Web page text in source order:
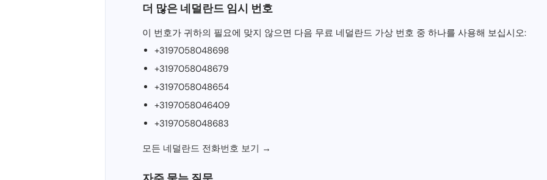
더 많은 네덜란드 임시 번호
이 번호가 귀하의 필요에 맞지 않으면 다음 무료 네덜란드 가상 번호 중 하나를 사용해 보십시오:
+3197058048698
+3197058048679
+3197058048654
+3197058046409
+3197058048683
모든 네덜란드 전화번호 보기 →